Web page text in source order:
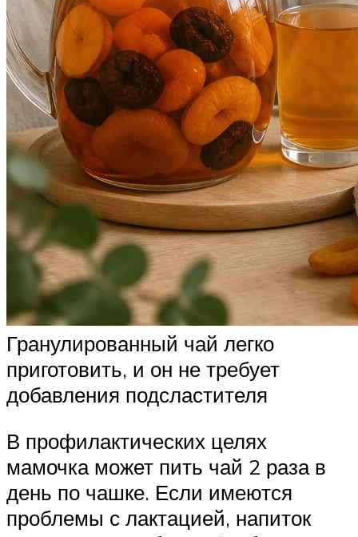
Гранулированный чай легко
приготовить, и он не требует
добавления подсластителя
В профилактических целях
мамочка может пить чай 2 раза в
день по чашке. Если имеются
проблемы с лактацией, напиток